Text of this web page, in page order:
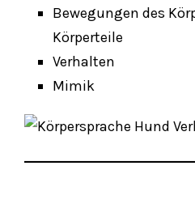
Bewegungen des
Körperteile
Verhalten
Mimik